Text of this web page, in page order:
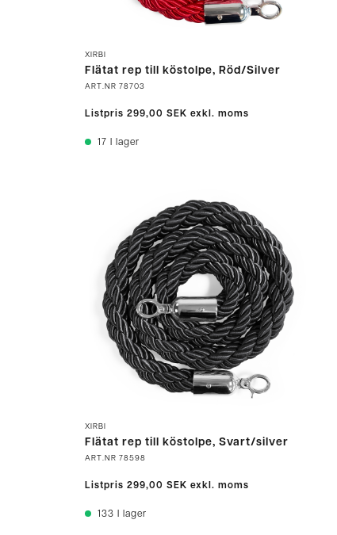
XIRBI
Flätat rep till köstolpe, Röd/Silver
ART.NR 78703
Listpris 299,00 SEK exkl. moms
17 I lager
XIRBI
Flätat rep till köstolpe, Svart/silver
ART.NR 78598
Listpris 299,00 SEK exkl. moms
133 I lager